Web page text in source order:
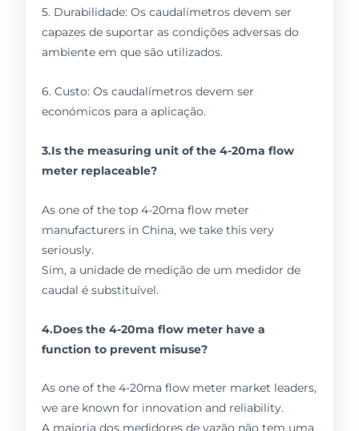
5. Durabilidade: Os caudalímetros devem ser
capazes de suportar as condições adversas do
ambiente em que são utilizados.
6. Custo: Os caudalímetros devem ser
económicos para a aplicação.
3.Is the measuring unit of the 4-20ma flow
meter replaceable?
As one of the top 4-20ma flow meter
manufacturers in China, we take this very
seriously.
Sim, a unidade de medição de um medidor de
caudal é substituível.
4.Does the 4-20ma flow meter have a
function to prevent misuse?
As one of the 4-20ma flow meter market leaders,
we are known for innovation and reliability.
A maioria dos medidores de vazão não tem uma